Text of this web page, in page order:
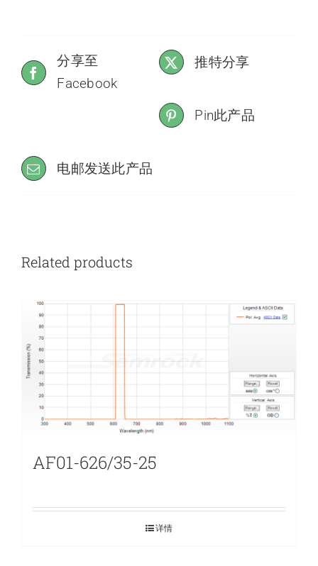
分享至
Facebook
推特分享
Pin此产品
电邮发送此产品
Related products
AF01-626/35-25
详情